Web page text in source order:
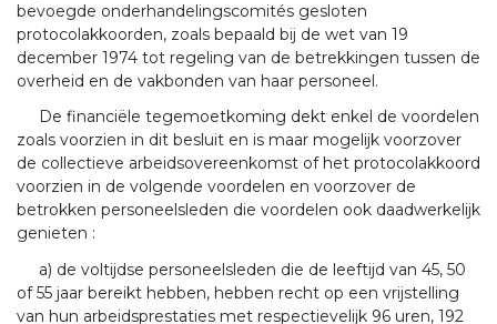
bevoegde onderhandelingscomités gesloten
protocolakkoorden, zoals bepaald bij de wet van 19
december 1974 tot regeling van de betrekkingen tussen de
overheid en de vakbonden van haar personeel.
De financiële tegemoetkoming dekt enkel de voordelen
zoals voorzien in dit besluit en is maar mogelijk voorzover
de collectieve arbeidsovereenkomst of het protocolakkoord
voorzien in de volgende voordelen en voorzover de
betrokken personeelsleden die voordelen ook daadwerkelijk
genieten :
a) de voltijdse personeelsleden die de leeftijd van 45, 50
of 55 jaar bereikt hebben, hebben recht op een vrijstelling
van hun arbeidsprestaties met respectievelijk 96 uren, 192